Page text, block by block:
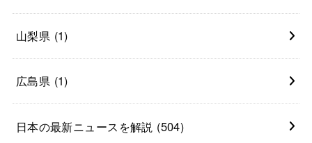
山梨県 (1)
広島県 (1)
日本の最新ニュースを解説 (504)